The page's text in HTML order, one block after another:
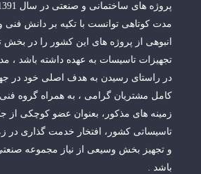
مدت کوتاهی توانست با تکیه بر دانش فنی
انبوهی از پروژه های این کشور را در بخش
تجهیزات تاسیسات به عهده داشته باشد ،
در راستای رسیدن به هدف اصلی خود در
کامل مشتریان گرامی ، به همراه گروه
زمینه های مذکور، بعنوان عضو کوچکی از
تاسیساتی کشور، افتخار خدمت گذاری در
و تجهیز بخش وسیعی از نیاز مجموعه
باشد .